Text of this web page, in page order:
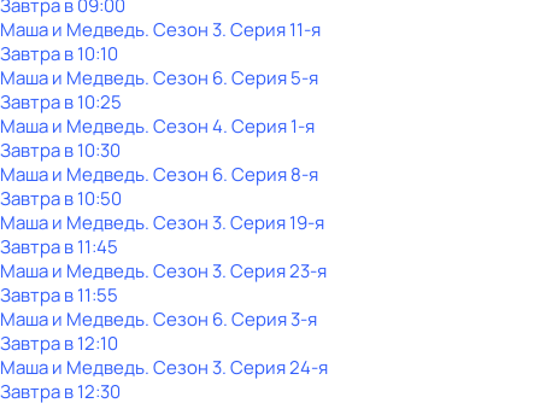
Завтра в 09:00
Маша и Медведь. Сезон 3. Серия 11-я
Завтра в 10:10
Маша и Медведь. Сезон 6. Серия 5-я
Завтра в 10:25
Маша и Медведь. Сезон 4. Серия 1-я
Завтра в 10:30
Маша и Медведь. Сезон 6. Серия 8-я
Завтра в 10:50
Маша и Медведь. Сезон 3. Серия 19-я
Завтра в 11:45
Маша и Медведь. Сезон 3. Серия 23-я
Завтра в 11:55
Маша и Медведь. Сезон 6. Серия 3-я
Завтра в 12:10
Маша и Медведь. Сезон 3. Серия 24-я
Завтра в 12:30